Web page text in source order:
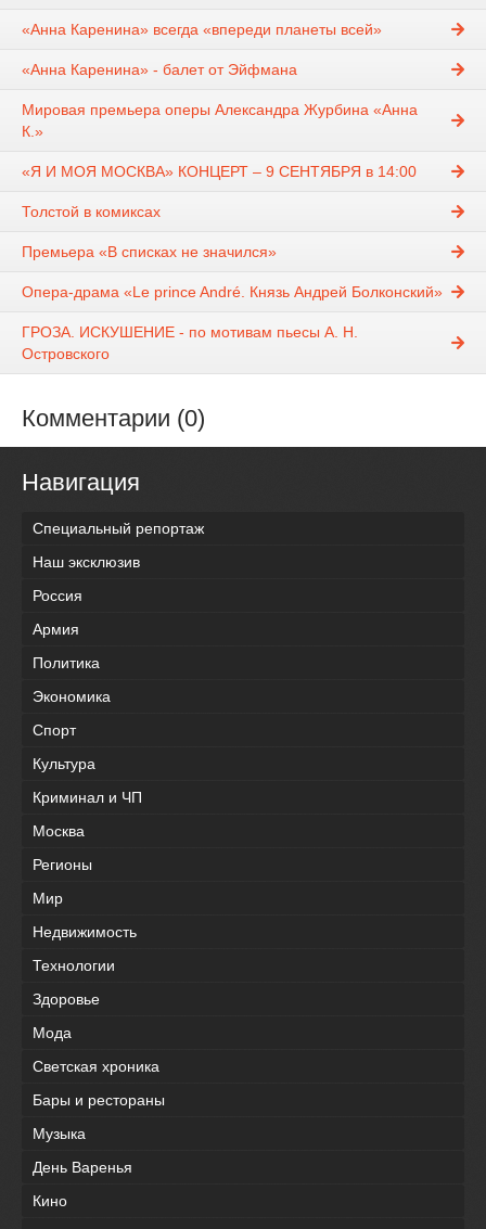
«Анна Каренина» всегда «впереди планеты всей»
«Анна Каренина» - балет от Эйфмана
Мировая премьера оперы Александра Журбина «Анна
К.»
«Я И МОЯ МОСКВА» КОНЦЕРТ – 9 СЕНТЯБРЯ в 14:00
Толстой в комиксах
Премьера «В списках не значился»
Опера-драма «Le prince André. Князь Андрей Болконский»
ГРОЗА. ИСКУШЕНИЕ - по мотивам пьесы А. Н.
Островского
Комментарии (0)
Навигация
Специальный репортаж
Наш эксклюзив
Россия
Армия
Политика
Экономика
Спорт
Культура
Криминал и ЧП
Москва
Регионы
Мир
Недвижимость
Технологии
Здоровье
Мода
Светская хроника
Бары и рестораны
Музыка
День Варенья
Кино